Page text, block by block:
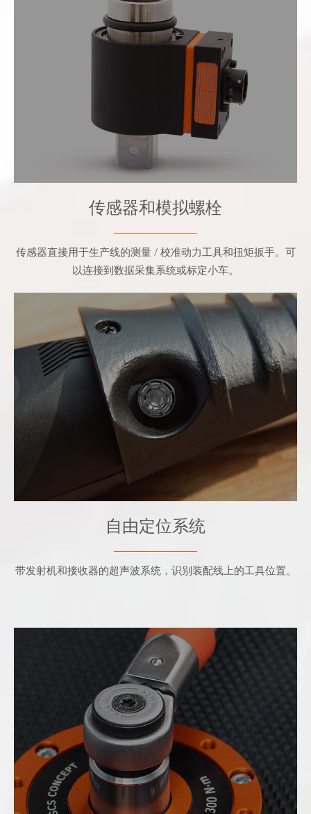
- 直接用于生产线的测量 / 校准动力工具
- 连接扭矩分析仪或测试工作台。
传感器和模拟螺栓
传感器直接用于生产线的测量 / 校准动力工具和扭矩扳手。可
以连接到数据采集系统或标定小车。
- 系统配置的工作位置自适应
自由定位系统
带发射机和接收器的超声波系统，识别装配线上的工具位置。
扭矩扳手的插件和棘轮（配备或不配备自动识
别芯片），及扭矩倍增器